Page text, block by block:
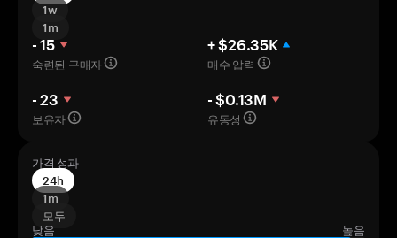
1w
1m
- 15
숙련된 구매자
+ $26.35K
매수 압력
- 23
보유자
- $0.13M
유동성
가격 성과
24h
1m
모두
낮음
높음